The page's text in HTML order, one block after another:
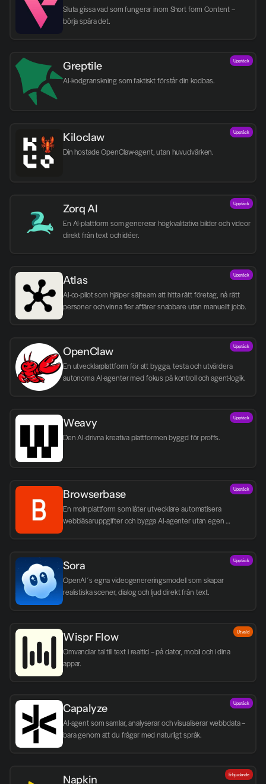
Sluta gissa vad som fungerar inom Short form Content –
börja spåra det.
Greptile
AI-kodgranskning som faktiskt förstår din kodbas.
Upptäck
Kiloclaw
Din hostade OpenClaw-agent, utan huvudvärken.
Upptäck
Zorq AI
En AI-plattform som genererar högkvalitativa bilder och videor
direkt från text och idéer.
Upptäck
Atlas
AI-co-pilot som hjälper säljteam att hitta rätt företag, nå rätt
personer och vinna fler affärer snabbare utan manuellt jobb.
Upptäck
OpenClaw
En utvecklarplattform för att bygga, testa och utvärdera
autonoma AI-agenter med fokus på kontroll och agent-logik.
Upptäck
Weavy
Den AI-drivna kreativa plattformen byggd för proffs.
Upptäck
Browserbase
En molnplattform som låter utvecklare automatisera
webbläsaruppgifter och bygga AI-agenter utan egen
Upptäck
Sora
OpenAI´s egna videogenereringsmodell som skapar
realistiska scener, dialog och ljud direkt från text.
Upptäck
Wispr Flow
Omvandlar tal till text i realtid – på dator, mobil och i dina
appar.
Utvald
Capalyze
AI-agent som samlar, analyserar och visualiserar webbdata –
bara genom att du frågar med naturligt språk.
Upptäck
Napkin Erbjudande